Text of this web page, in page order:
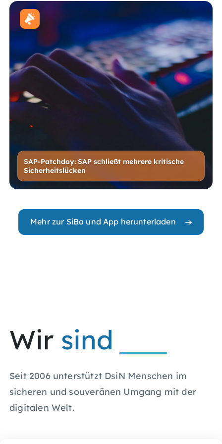
SAP-Patchday: SAP schließt mehrere kritische
Sicherheitslücken
Mehr zur SiBa und App herunterladen
Wir sind
Seit 2006 unterstützt DsiN Menschen im
sicheren und souveränen Umgang mit der
digitalen Welt.